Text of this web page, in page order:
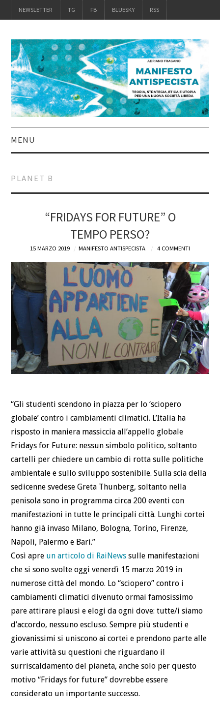
NEWSLETTER TG FB BLUESKY RSS
MENU
ACQUISTALO
CHI
BLOG
CONTATTI
PLANET B
“FRIDAYS FOR FUTURE” O
TEMPO PERSO?
15 MARZO 2019 MANIFESTO ANTISPECISTA 4 COMMENTI
“Gli studenti scendono in piazza per lo ‘sciopero
globale’ contro i cambiamenti climatici. L’Italia ha
risposto in maniera massiccia all’appello globale
Fridays for Future: nessun simbolo politico, soltanto
cartelli per chiedere un cambio di rotta sulle politiche
ambientale e sullo sviluppo sostenibile. Sulla scia della
sedicenne svedese Greta Thunberg, soltanto nella
penisola sono in programma circa 200 eventi con
manifestazioni in tutte le principali città. Lunghi cortei
hanno già invaso Milano, Bologna, Torino, Firenze,
Napoli, Palermo e Bari.”
Così apre un articolo di RaiNews sulle manifestazioni
che si sono svolte oggi venerdì 15 marzo 2019 in
numerose città del mondo. Lo “sciopero” contro i
cambiamenti climatici divenuto ormai famosissimo
pare attirare plausi e elogi da ogni dove: tutte/i siamo
d’accordo, nessuno escluso. Sempre più studenti e
giovanissimi si uniscono ai cortei e prendono parte alle
varie attività su questioni che riguardano il
surriscaldamento del pianeta, anche solo per questo
motivo “Fridays for future” dovrebbe essere
considerato un importante successo.